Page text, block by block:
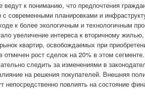
ведут к пониманию, что предпочтения
с современными планировками и
к более экологичным и технологичным
увеличение интереса к вторичному
квартир, освобождаемых при
отмечен рост сделок на 20% в этом сегменте.
следить за изменениями в
на решения покупателей. Внешняя
непосредственно повлиять на состояние